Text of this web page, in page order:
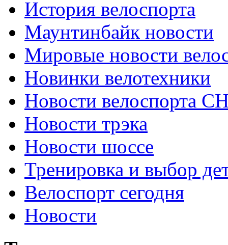
История велоспорта
Маунтинбайк новости
Мировые новости
Новинки велотехники
Новости велоспорта
Новости трэка
Новости шоссе
Тренировка и выбор
Велоспорт сегодня
Новости